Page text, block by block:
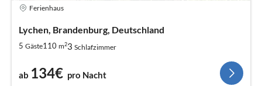
Ferienhaus
Lychen, Brandenburg, Deutschland
5 Gäste110 m23 Schlafzimmer
ab 134€ pro Nacht